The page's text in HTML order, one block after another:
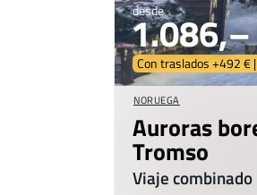
desde
Con traslados +492 €
NORUEGA
Auroras
Tromso
Viaje